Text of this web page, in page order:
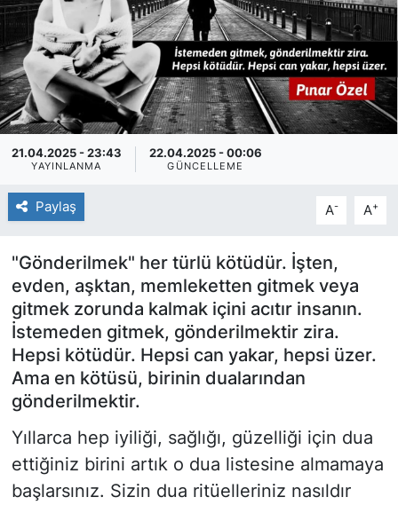
21.04.2025 - 23:43
YAYINLANMA
22.04.2025 - 00:06
GÜNCELLEME
Paylaş A- A+
"Gönderilmek" her türlü kötüdür. İşten,
evden, aşktan, memleketten gitmek veya
gitmek zorunda kalmak içini acıtır insanın.
İstemeden gitmek, gönderilmektir zira.
Hepsi kötüdür. Hepsi can yakar, hepsi üzer.
Ama en kötüsü, birinin dualarından
gönderilmektir.
Yıllarca hep iyiliği, sağlığı, güzelliği için dua
ettiğiniz birini artık o dua listesine almamaya
başlarsınız. Sizin dua ritüelleriniz nasıldır
SİYASET
SAĞLIK